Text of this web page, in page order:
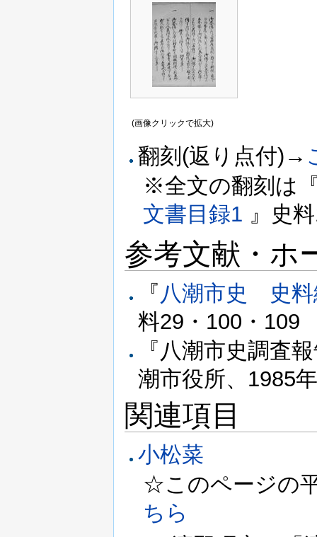
(画像クリックで拡大)
翻刻(返り点付)→
※全文の翻刻は
文書目録1 』史
参考文献・ホ
『 八潮市史 史
料29・100・109
『八潮市史調査
潮市役所、1985
関連項目
小松菜
☆このページの
ちら